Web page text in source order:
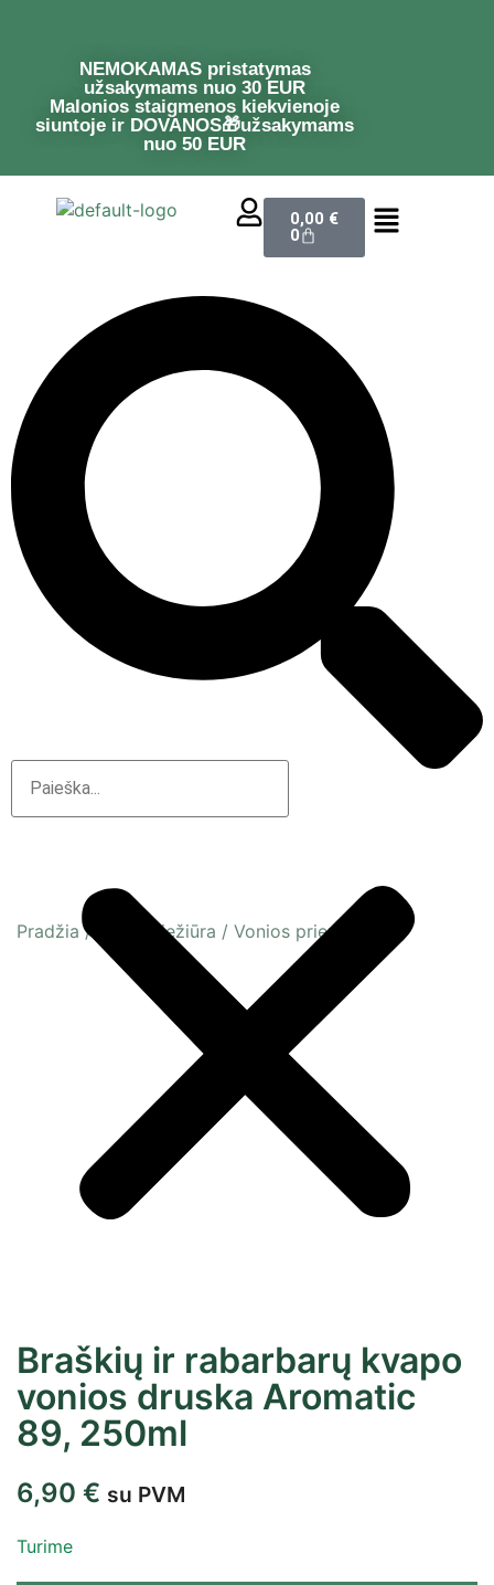
NEMOKAMAS pristatymas
užsakymams nuo 30 EUR
Malonios staigmenos kiekvienoje
siuntoje ir DOVANOS🎁užsakymams
nuo 50 EUR
0,00 €
0
Pradžia/ Kūno priežiūra / Vonios priemonės
Braškių ir rabarbarų kvapo
vonios druska Aromatic
89, 250ml
6,90 € su PVM
Turime